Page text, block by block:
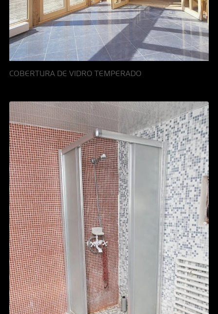
COBERTURA DE VIDRO TEMPERADO